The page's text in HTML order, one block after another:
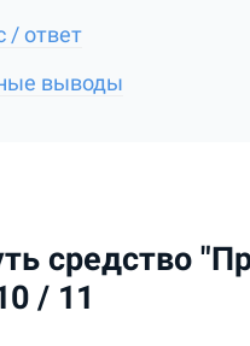
/ ответ
выводы
средство
/ 11